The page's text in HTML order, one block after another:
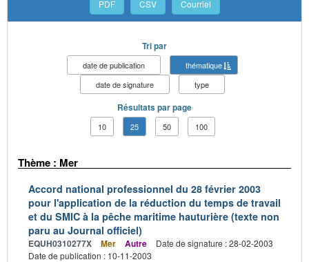
PDF CSV Courriel
Tri par
date de publication
thématique
date de signature
type
Résultats par page
10 25 50 100
Thème : Mer
Accord national professionnel du 28 février 2003
pour l'application de la réduction du temps de travail
et du SMIC à la pêche maritime hauturière (texte non
paru au Journal officiel)
EQUH0310277X Mer Autre
Date de signature : 28-02-2003
Date de publication : 10-11-2003